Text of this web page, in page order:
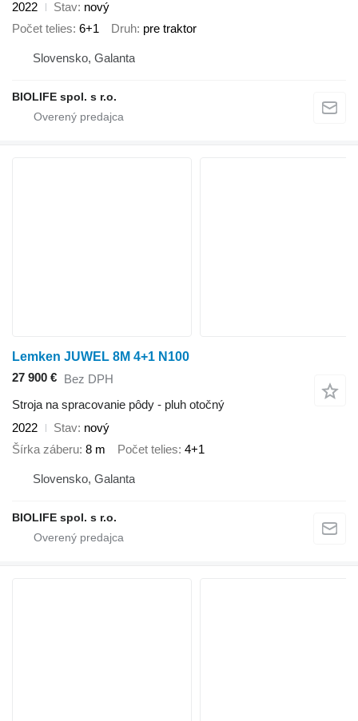
2022
Stav nový
Počet telies 6+1 Druh pre traktor
Slovensko, Galanta
BIOLIFE spol. s r.o.
Lemken JUWEL 8M 4+1 N100
27 900 € Bez DPH
Stroja na spracovanie pôdy - pluh otočný
2022
Stav nový
Šírka záberu 8 m Počet telies 4+1
Slovensko, Galanta
BIOLIFE spol. s r.o.